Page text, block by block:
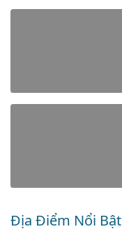
Địa Điểm Nổi Bật